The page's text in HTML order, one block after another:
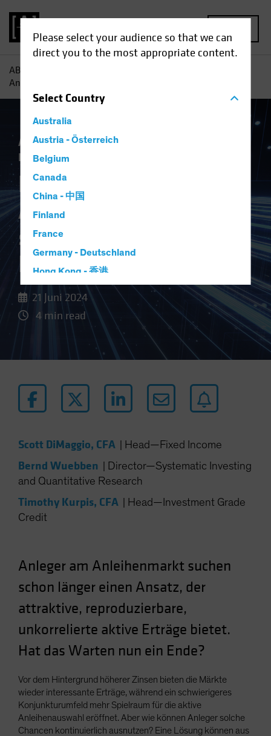
Please select your audience so that we can
direct you to the most appropriate content.
SelectCountry
Australia
Austria - Österreich
Belgium
Canada
China - 中国
Finland
France
Germany - Deutschland
Hong Kong - 香港
Hungary
Luxembourg and Other EMEA
Netherlands
Norway
Poland
Portugal
Singapore
Sweden
Switzerland
Taiwan - 台灣
UK
United States (US Citizens)
AB
Anleiheninvestments: Systematisches Investieren
AB IQ Einkommen
Innovation
Ein neuer Ansatz für
Anleiheninvestment
s: Systematisches
Investieren
21 Juni 2024
4 min read
Scott DiMaggio, CFA Head—Fixed Income
Bernd Wuebben
Director—Systematic Investing
and Quantitative Research
Timothy Kurpis, CFA
Head—Investment Grade
Credit
Anleger am Anleihenmarkt suchen
schon länger einen Ansatz, der
attraktive, reproduzierbare,
unkorrelierte aktive Erträge bietet.
Hat das Warten nun ein Ende?
Vor dem Hintergrund höherer Zinsen bieten die Märkte
wieder interessante Erträge, während ein schwierigeres
Konjunkturumfeld mehr Spielraum für die aktive
Anleihenauswahl eröffnet. Aber wie können Anleger solche
Chancen kontinuierlich ausnutzen? Eine Lösung können aus